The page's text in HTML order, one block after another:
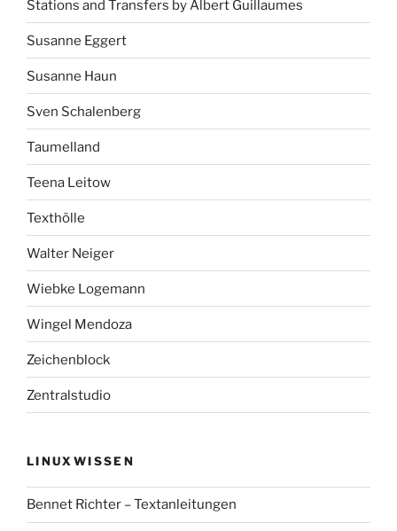
Stations and Transfers by Albert Guillaumes
Susanne Eggert
Susanne Haun
Sven Schalenberg
Taumelland
Teena Leitow
Texthölle
Walter Neiger
Wiebke Logemann
Wingel Mendoza
Zeichenblock
Zentralstudio
LINUXWISSEN
Bennet Richter – Textanleitungen